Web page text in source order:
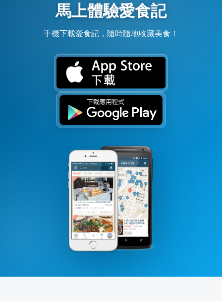
馬上體驗愛食記
手機下載愛食記，隨時隨地收藏美食！